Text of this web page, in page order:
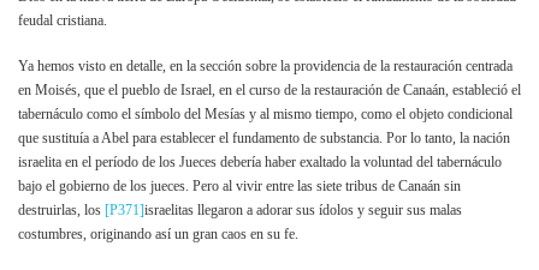
feudal cristiana.
Ya hemos visto en detalle, en la sección sobre la providencia de la restauración centrada
en Moisés, que el pueblo de Israel, en el curso de la restauración de Canaán, estableció el
tabernáculo como el símbolo del Mesías y al mismo tiempo, como el objeto condicional
que sustituía a Abel para establecer el fundamento de substancia. Por lo tanto, la nación
israelita en el período de los Jueces debería haber exaltado la voluntad del tabernáculo
bajo el gobierno de los jueces. Pero al vivir entre las siete tribus de Canaán sin
destruirlas, los [P371]israelitas llegaron a adorar sus ídolos y seguir sus malas
costumbres, originando así un gran caos en su fe.